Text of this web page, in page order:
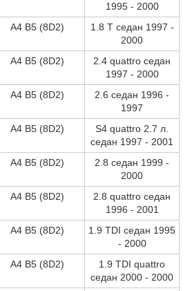
1995 - 2000
A4 B5 (8D2)
1.8 T седан 1997 -
2000
A4 B5 (8D2)
2.4 quattro седан
1997 - 2000
A4 B5 (8D2)
2.6 седан 1996 -
1997
A4 B5 (8D2)
S4 quattro 2.7 л.
седан 1997 - 2001
A4 B5 (8D2)
2.8 седан 1999 -
2000
A4 B5 (8D2)
2.8 quattro седан
1996 - 2001
A4 B5 (8D2)
1.9 TDI седан 1995
- 2000
A4 B5 (8D2)
1.9 TDI quattro
седан 2000 - 2000